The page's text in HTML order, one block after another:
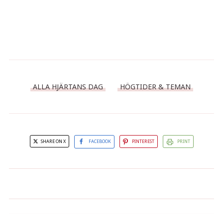
ALLA HJÄRTANS DAG HÖGTIDER & TEMAN
SHARE ON X FACEBOOK PINTEREST PRINT
jordgubbssmör
palsternacksstrips